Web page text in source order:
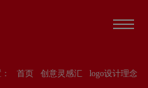
首页 创意灵感汇
logo设计理念